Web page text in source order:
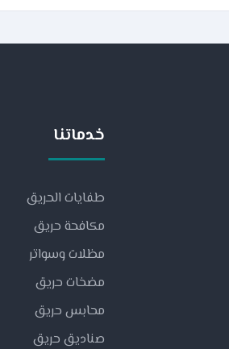
خدماتنا
طفايات الحريق
مكافحة حريق
مظلات وسواتر
مضخات حريق
محابس حريق
صناديق حريق